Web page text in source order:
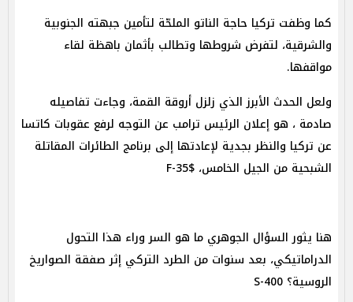
كما وظفت تركيا حاجة الناتو الملحّة لتأمين جبهته الجنوبية
والشرقية، لتفرض شروطها وتطالب بأثمان باهظة لقاء
مواقفها.
ولعل الحدث الأبرز الذي زلزل أروقة القمة، وجاءت تفاصيله
صادمة ، هو إعلان الرئيس ترامب عن التوجه لرفع عقوبات كاتسا
عن تركيا والنظر بجدية لإعادتها إلى برنامج الطائرات المقاتلة
الشبحية من الجيل الخامس، F-35$
هنا يثور السؤال الجوهري ما هو السر وراء هذا التحول
الدراماتيكي، بعد سنوات من الطرد التركي إثر صفقة الصواريخ
الروسية؟ S-400